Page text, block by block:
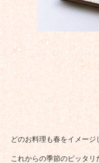
どのお料理も春をイメー
これからの季節のピッタリ